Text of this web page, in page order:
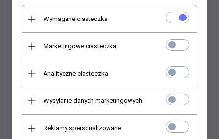
Premium Płachta Gaśnicza Padtex – 155x200
500, 00 PLN*
Wymagane ciasteczka
Marketingowe ciasteczka
Analityczne ciasteczka
Wysyłanie danych marketingowych
Reklamy spersonalizowane